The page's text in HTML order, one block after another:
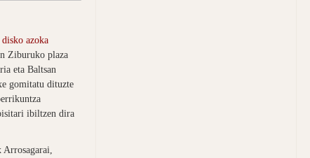
azoka
Ziburuko plaza
eta Baltsan
gomitatu dituzte
ibiltzen dira